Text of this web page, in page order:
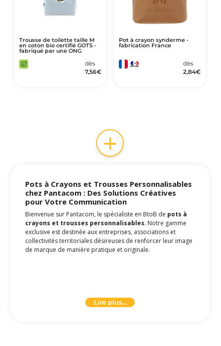
Trousse de toilette taille M
en coton bio certifié GOTS -
fabriqué par une ONG
dès
7,56€
Pot à crayon synderme -
fabrication France
dès
2,84€
+
Pots à Crayons et Trousses Personnalisables
chez Pantacom : Des Solutions Créatives
pour Votre Communication
Bienvenue sur Pantacom, le spécialiste en BtoB de pots à
crayons et trousses personnalisables. Notre gamme
exclusive est destinée aux entreprises, associations et
collectivités territoriales désireuses de renforcer leur image
de marque de manière pratique et originale.
pots à crayons personnalisables
Lire plus...